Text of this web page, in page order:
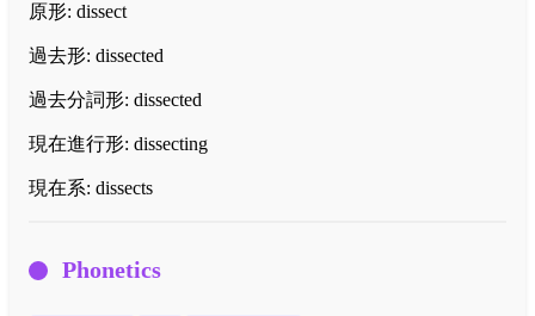
原形: dissect
過去形: dissected
過去分詞形: dissected
現在進行形: dissecting
現在系: dissects
Phonetics